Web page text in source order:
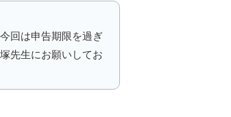
回は申告期限を過ぎ
先生にお願いしてお